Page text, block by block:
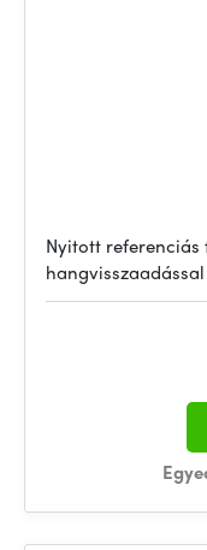
Nyitott referenciás